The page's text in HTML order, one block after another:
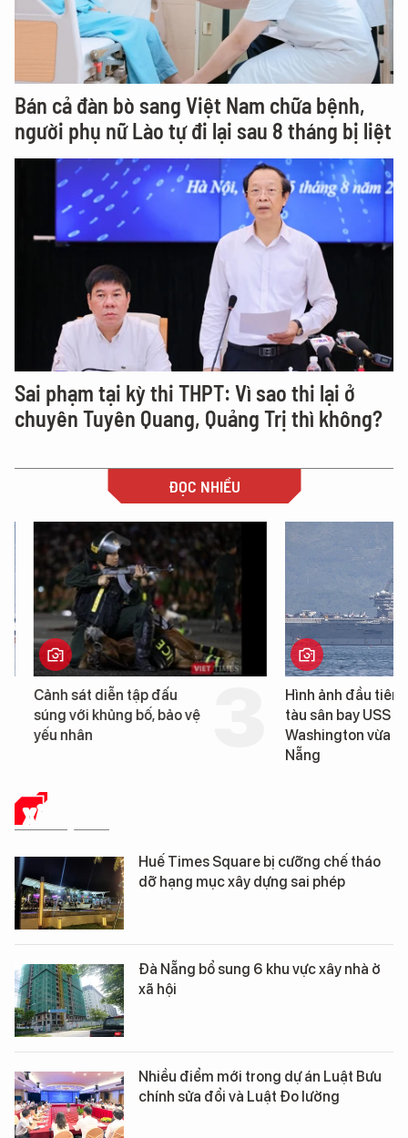
Bán cả đàn bò sang Việt Nam chữa bệnh,
người phụ nữ Lào tự đi lại sau 8 tháng bị liệt
Sai phạm tại kỳ thi THPT: Vì sao thi lại ở
chuyên Tuyên Quang, Quảng Trị thì không?
ĐỌC NHIỀU
Cảnh sát diễn tập đấu
súng với khủng bố, bảo vệ
yếu nhân
Hình ảnh đầu tiên về
tàu sân bay USS
Washington vừa đến
Nẵng
XÃ HỘI SỐ
Huế Times Square bị cưỡng chế tháo
dỡ hạng mục xây dựng sai phép
Đà Nẵng bổ sung 6 khu vực xây nhà ở
xã hội
Nhiều điểm mới trong dự án Luật Bưu
chính sửa đổi và Luật Đo lường